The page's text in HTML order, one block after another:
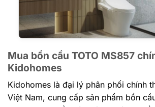
Mua bồn cầu TOTO MS857
Kidohomes
Kidohomes là đại lý phân phối chính
Việt Nam, cung cấp sản phẩm bồn